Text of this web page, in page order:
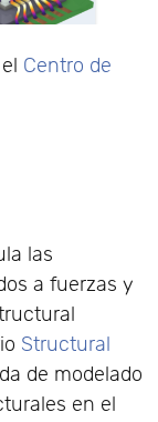
Centro de
las
a fuerzas y
Structural
de modelado
en el